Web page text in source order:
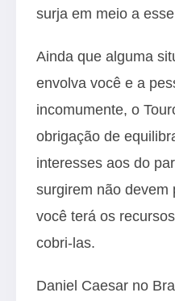
surja em meio a
Ainda que alguma
envolva você e a
incomumente, o
obrigação de
interesses aos do
surgirem não devem
você terá os
cobri-las.
Daniel Caesar no